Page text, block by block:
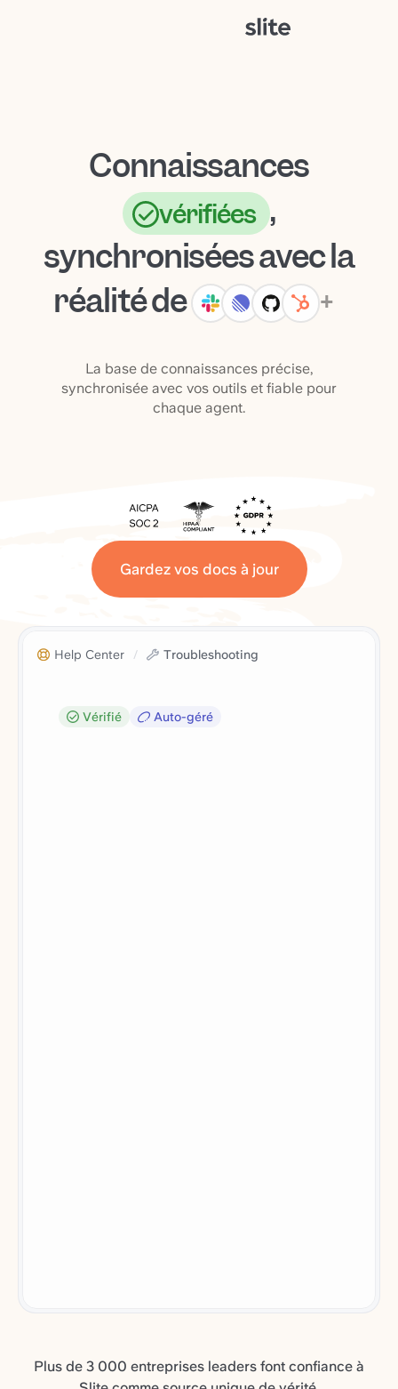
Connaissances
vérifiées ,
synchroniséesavecla
réalitéde +
La base de connaissances précise,
synchronisée avec vos outils et fiable pour
chaque agent.
Gardez vos docs à jour
Help Center / Troubleshooting
Vérifié Auto-géré
Plus de 3 000 entreprises leaders font confiance à